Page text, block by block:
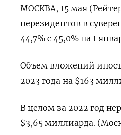
МОСКВА, 15 мая
нерезидентов в
44,7% с 45,0% на 1
Объем вложений
2023 года на $163
В целом за 2022 год
$3,65 миллиарда.